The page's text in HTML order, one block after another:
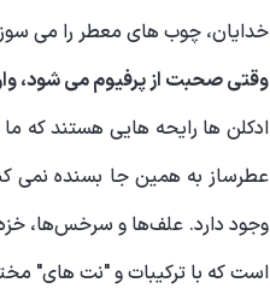
خدایان، چوب های معطر را می
وقتی صحبت از پرفیوم می شود،
ادکلن ها رایحه هایی هستند که
عطرساز به همین جا بسنده نمی
وجود دارد. علف‌ها و سرخس‌ها،
است که با ترکیبات و "نت های"